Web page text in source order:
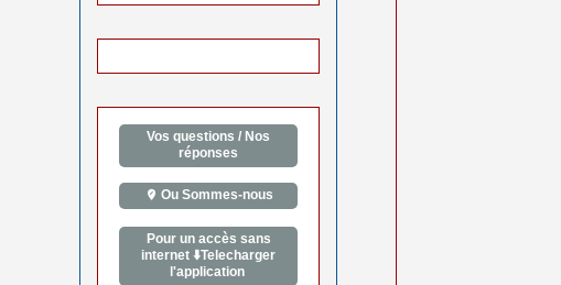
Vos questions / Nos
réponses
Ou Sommes-nous
Pour un accès sans
internet ⬇️Telecharger
l'application